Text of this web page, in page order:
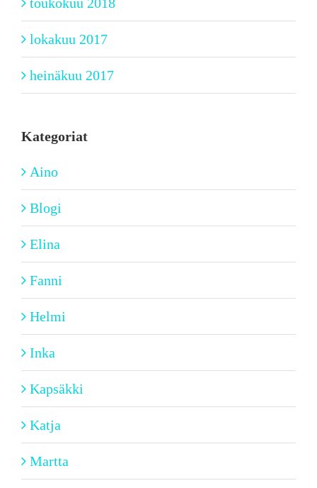
lokakuu 2017
heinäkuu 2017
Kategoriat
Aino
Blogi
Elina
Fanni
Helmi
Inka
Kapsäkki
Katja
Martta